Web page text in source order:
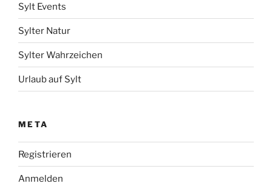
Sylt Events
Sylter Natur
Sylter Wahrzeichen
Urlaub auf Sylt
META
Registrieren
Anmelden